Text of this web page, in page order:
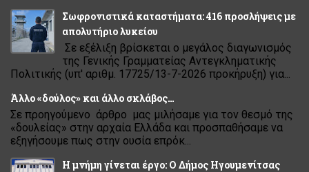
Σωφρονιστικά καταστήματα: 416 προσλήψεις με
απολυτήριο λυκείου
Σε εξέλιξη βρίσκεται ο μεγάλος διαγωνισμός
της Γενικής Γραμματείας Αντεγκληματικής
Πολιτικής (υπ' αριθμ. 17725/13-7-2026 προκήρυξη) για...
Άλλο «δούλος» και άλλο σκλάβος…
Σε προηγούμενο άρθρο μας μιλήσαμε για τον θεσμό της
«δουλείας» στην αρχαία Ελλάδα και προσπαθήσαμε να
εξηγήσουμε πως στην ουσία επρόκ...
Η μνήμη γίνεται έργο: Ο Δήμος Ηγουμενίτσας